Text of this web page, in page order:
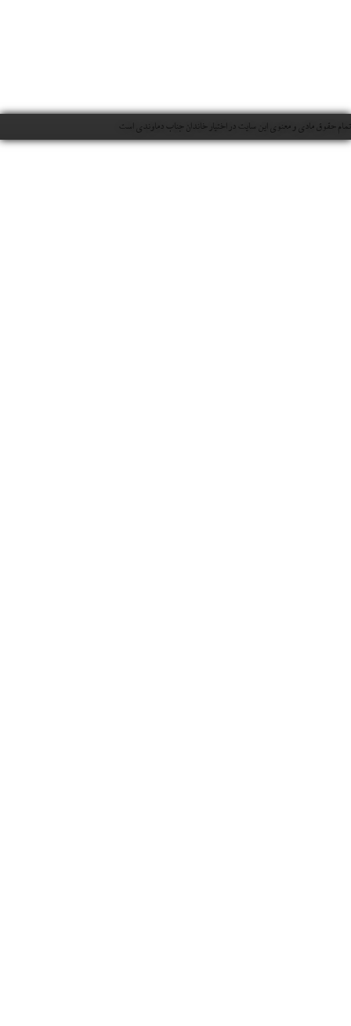
این سایت در اختیار خاندان جناب دماوندی است